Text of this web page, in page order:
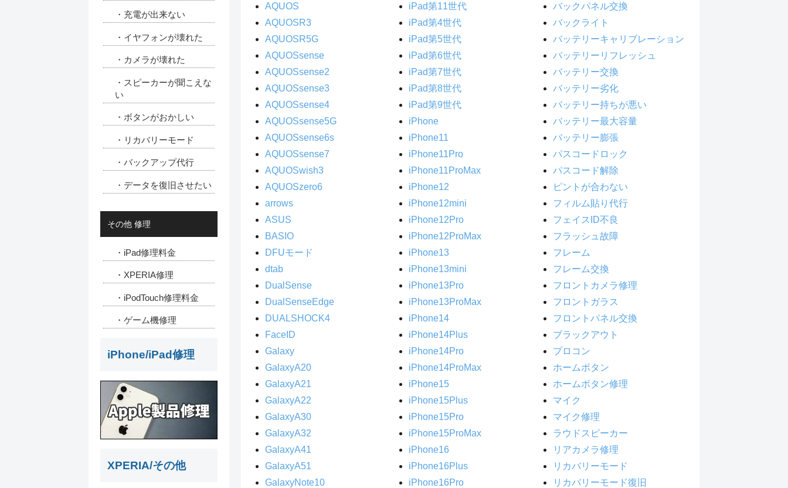
AQUOS
AQUOSR3
AQUOSR5G
AQUOSsense
AQUOSsense2
AQUOSsense3
AQUOSsense4
AQUOSsense5G
AQUOSsense6s
AQUOSsense7
AQUOSwish3
AQUOSzero6
arrows
ASUS
BASIO
DFUモード
dtab
DualSense
DualSenseEdge
DUALSHOCK4
FaceID
Galaxy
GalaxyA20
GalaxyA21
GalaxyA22
GalaxyA30
GalaxyA32
GalaxyA41
GalaxyA51
GalaxyNote10
iPad第11世代
iPad第4世代
iPad第5世代
iPad第6世代
iPad第7世代
iPad第8世代
iPad第9世代
iPhone
iPhone11
iPhone11Pro
iPhone11ProMax
iPhone12
iPhone12mini
iPhone12Pro
iPhone12ProMax
iPhone13
iPhone13mini
iPhone13Pro
iPhone13ProMax
iPhone14
iPhone14Plus
iPhone14Pro
iPhone14ProMax
iPhone15
iPhone15Plus
iPhone15Pro
iPhone15ProMax
iPhone16
iPhone16Plus
iPhone16Pro
バックパネル交換
バックライト
バッテリーキャリブレーション
バッテリーリフレッシュ
バッテリー交換
バッテリー劣化
バッテリー持ちが悪い
バッテリー最大容量
バッテリー膨張
パスコードロック
パスコード解除
ピントが合わない
フィルム貼り代行
フェイスID不良
フラッシュ故障
フレーム
フレーム交換
フロントカメラ修理
フロントガラス
フロントパネル交換
ブラックアウト
プロコン
ホームボタン
ホームボタン修理
マイク
マイク修理
ラウドスピーカー
リアカメラ修理
リカバリーモード
リカバリーモード復旧
・充電が出来ない
・イヤフォンが壊れた
・カメラが壊れた
・スピーカーが聞こえな
い
・ボタンがおかしい
・リカバリーモード
・バックアップ代行
・データを復旧させたい
その他 修理
・iPad修理料金
・XPERIA修理
・iPodTouch修理料金
・ゲーム機修理
iPhone/iPad修理
XPERIA/その他